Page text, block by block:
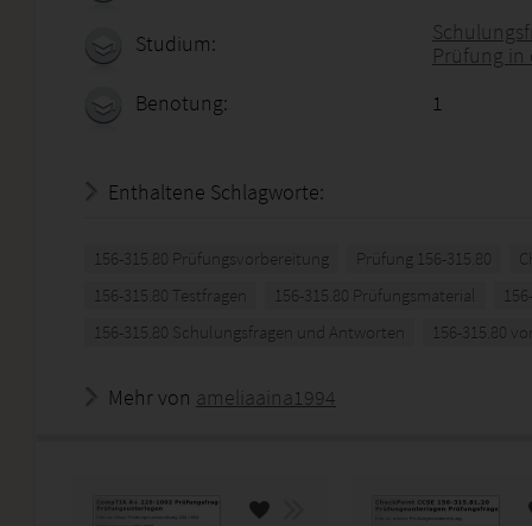
Studium:
Prüfung in
Benotung:
1
Enthaltene Schlagworte:
156-315.80 Prüfungsvorbereitung Prüfung 156-315.80
156-315.80 Testfragen
156-315.80 Prüfungsmaterial
156-315.80 Schulungsfragen und Antworten
156-315.80
Mehr von ameliaaina1994